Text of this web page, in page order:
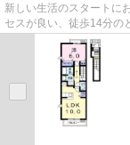
新しい生活のスタートに
セスが良い、徒歩14分の
い、「グリーンジュネス